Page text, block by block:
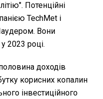
Потенційні
TechMet і
Вони
2023 році.
доходів
корисних копалин
інвестиційного